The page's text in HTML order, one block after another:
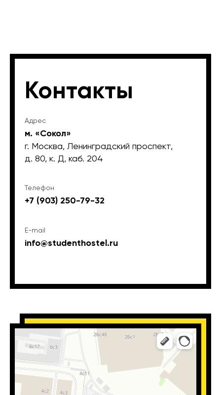
Контакты
Адрес
м. «Сокол»
г. Москва, Ленинградский проспект,
д. 80, к. Д, каб. 204
Телефон
+7 (903) 250-79-32
E-mail
info@studenthostel.ru